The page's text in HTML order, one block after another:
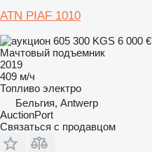
ATN PIAF 1010
605 300 KGS 6 000 €
Мачтовый подъемник
2019
409 м/ч
Топливо электро
Бельгия, Antwerp
AuctionPort
Связаться с продавцом